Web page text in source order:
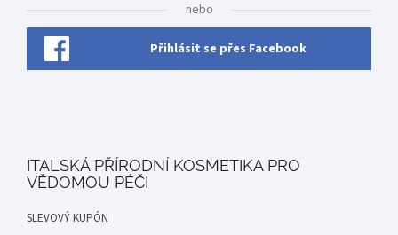
nebo
Přihlásit se přes Facebook
ITALSKÁ PŘÍRODNÍ KOSMETIKA PRO
VĚDOMOU PÉČI
SLEVOVÝ KUPÓN